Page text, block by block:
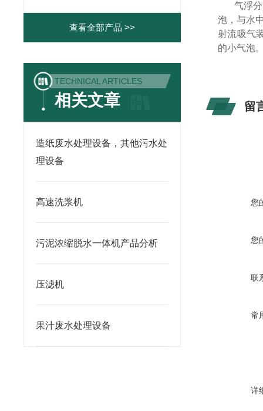
查看全部产品 >>
TECHNICAL ARTICLES
相关文章
造纸废水处理设备，其他污水处
理设备
高速洗浆机
污泥浓缩脱水一体机产品分析
压滤机
果汁废水处理设备
气浮
泡，与水
射流吸气
的小气泡
留
您
您
联
常
详